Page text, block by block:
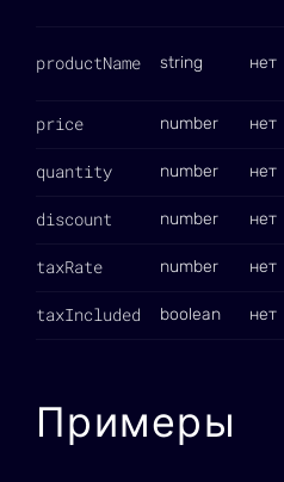
productName string нет
price number нет
quantity number нет
discount number нет
taxRate number нет
taxIncluded boolean нет
Примеры